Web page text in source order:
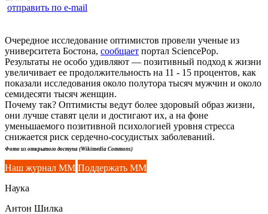
отправить по e-mail
Очередное исследование оптимистов провели ученые из
университета Бостона, сообщает портал SciencePop.
Результаты не особо удивляют — позитивный подход к жизни
увеличивает ее продолжительность на 11 - 15 процентов, как
показали исследования около полутора тысяч мужчин и около
семидесяти тысяч женщин.
Почему так? Оптимисты ведут более здоровый образ жизни,
они лучше ставят цели и достигают их, а на фоне
уменьшаемого позитивной психологией уровня стресса
снижается риск сердечно-сосудистых заболеваний.
Фото из открытого доступа (Wikimedia Commons)
Наш журнал ММ Поддержать ММ
Наука
Антон Шилка